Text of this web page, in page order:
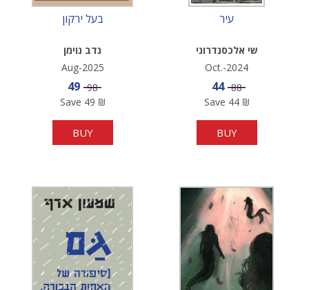
בעל ירקון
נדב נוימן
Aug-2025
Sale price
49 Price
98
Save 49 ₪
BUY
עיר
שי אלכסנדרוני
Oct.-2024
Sale price
44 Price
88
Save 44₪
BUY